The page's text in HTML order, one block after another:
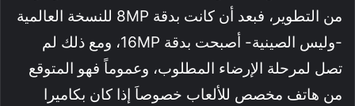
من التطوير، فبعد أن كانت بدقة 8MP للنسخة العالمية
-وليس الصينية- أصبحت بدقة 16MP، ومع ذلك لم
تصل لمرحلة الإرضاء المطلوب، وعموماً فهو المتوقع
من هاتف مخصص للألعاب خصوصاَ إذا كان بكاميرا